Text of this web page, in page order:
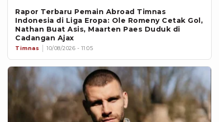
Rapor Terbaru Pemain Abroad Timnas
Indonesia di Liga Eropa: Ole Romeny Cetak Gol,
Nathan Buat Asis, Maarten Paes Duduk di
Cadangan Ajax
Timnas 10/08/2026 - 11:05